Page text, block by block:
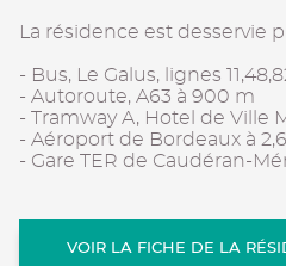
La résidence est desservie
- Bus, Le Galus, lignes
- Autoroute, A63 à 900 m
- Tramway A, Hotel de Ville
- Aéroport de Bordeaux à
- Gare TER de Caudéran-
VOIR LA FICHE DE LA